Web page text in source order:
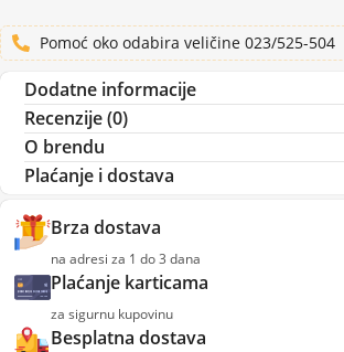
Pomoć oko odabira veličine 023/525-504
Dodatne informacije
Recenzije (0)
O brendu
Plaćanje i dostava
Brza dostava
na adresi za 1 do 3 dana
Plaćanje karticama
za sigurnu kupovinu
Besplatna dostava